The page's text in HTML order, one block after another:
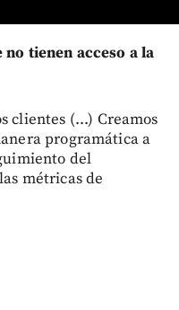
no tienen acceso a la
clientes (...) Creamos
programática a
del
métricas de